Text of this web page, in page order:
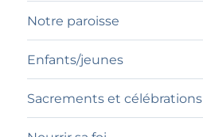
Notre paroisse
Enfants/jeunes
Sacrements et célébrations